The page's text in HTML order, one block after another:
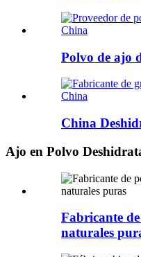
Polvo de ajo
China
Ajo en Polvo
Fabricante
naturales